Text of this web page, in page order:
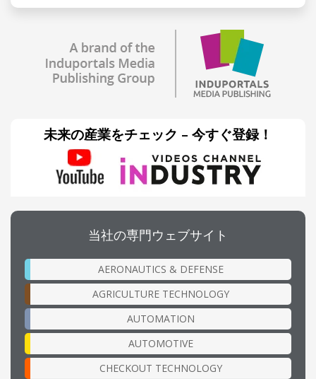
未来の産業をチェック – 今すぐ登録！
当社の専門ウェブサイト
AERONAUTICS & DEFENSE
AGRICULTURE TECHNOLOGY
AUTOMATION
AUTOMOTIVE
CHECKOUT TECHNOLOGY